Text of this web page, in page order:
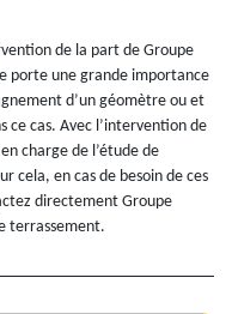
de la part de Groupe
porte une grande importance
d’un géomètre ou et
ce cas. Avec l’intervention de
charge de l’étude de
cela, en cas de besoin de ces
directement Groupe
terrassement.